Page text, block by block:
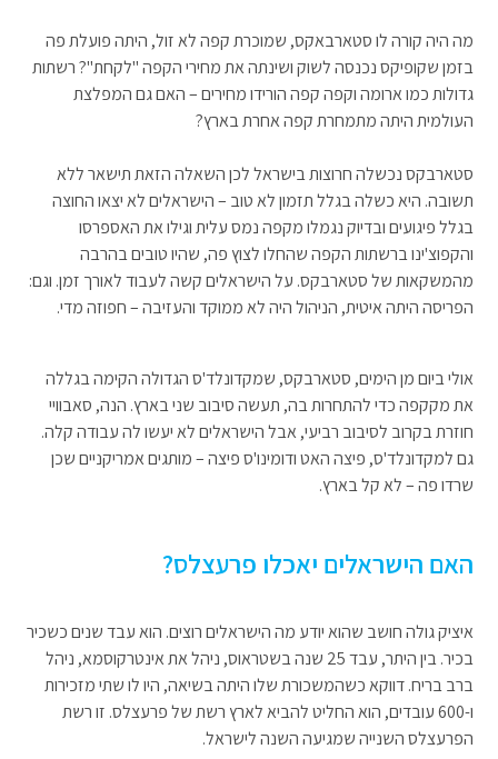
מה היה קורה לו סטארבאקס, שמוכרת קפה לא זול, היתה פועלת פה
בזמן שקופיקס נכנסה לשוק ושינתה את מחירי הקפה "לקחת"? רשתות
גדולות כמו ארומה וקפה קפה הורידו מחירים – האם גם המפלצת
העולמית היתה מתמחרת קפה אחרת בארץ?
סטארבקס נכשלה חרוצות בישראל לכן השאלה הזאת תישאר ללא
תשובה. היא כשלה בגלל תזמון לא טוב – הישראלים לא יצאו החוצה
בגלל פיגועים ובדיוק נגמלו מקפה נמס עלית וגילו את האספרסו
והקפוצ'ינו ברשתות הקפה שהחלו לצוץ פה, שהיו טובים בהרבה
מהמשקאות של סטארבקס. על הישראלים קשה לעבוד לאורך זמן. וגם:
הפריסה היתה איטית, הניהול היה לא ממוקד והעזיבה – חפוזה מדי.
אולי ביום מן הימים, סטארבקס, שמקדונלד'ס הגדולה הקימה בגללה
את מקקפה כדי להתחרות בה, תעשה סיבוב שני בארץ. הנה, סאבוויי
חוזרת בקרוב לסיבוב רביעי, אבל הישראלים לא יעשו לה עבודה קלה.
גם למקדונלד'ס, פיצה האט ודומינו'ס פיצה – מותגים אמריקניים שכן
שרדו פה – לא קל בארץ.
האם הישראלים יאכלו פרעצלס?
איציק גולה חושב שהוא יודע מה הישראלים רוצים. הוא עבד שנים כשכיר
בכיר. בין היתר, עבד 25 שנה בשטראוס, ניהל את אינטרקוסמא, ניהל
ברב בריח. דווקא כשהמשכורת שלו היתה בשיאה, היו לו שתי מזכירות
ו-600 עובדים, הוא החליט להביא לארץ רשת של פרעצלס. זו רשת
הפרעצלס השנייה שמגיעה השנה לישראל.